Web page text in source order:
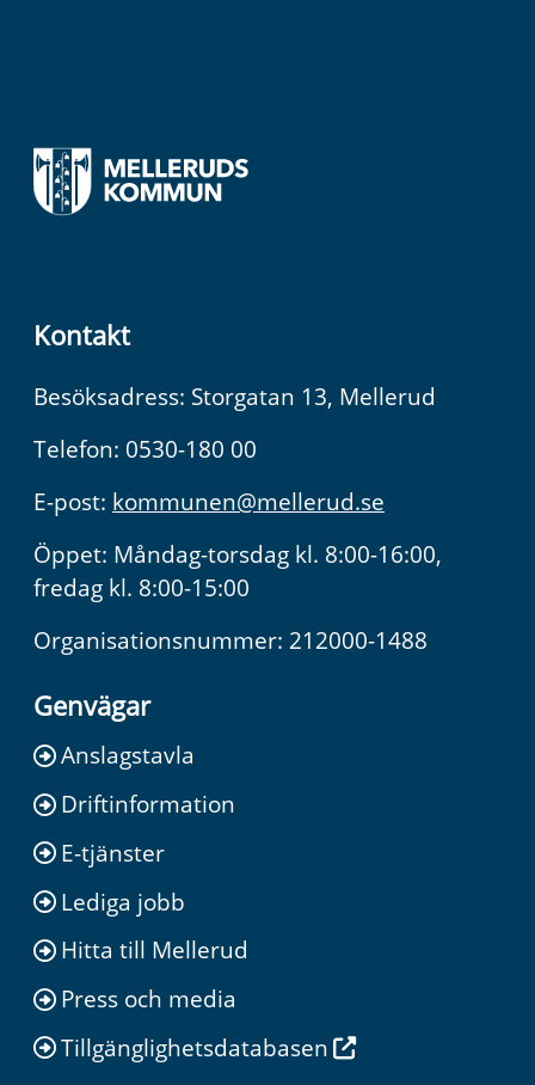
Kontakt
Besöksadress: Storgatan 13, Mellerud
Telefon: 0530-180 00
E-post: kommunen@mellerud.se
Öppet: Måndag-torsdag kl. 8:00-16:00,
fredag kl. 8:00-15:00
Organisationsnummer: 212000-1488
Genvägar
Anslagstavla
Driftinformation
E-tjänster
Lediga jobb
Hitta till Mellerud
Press och media
Tillgänglighetsdatabasen